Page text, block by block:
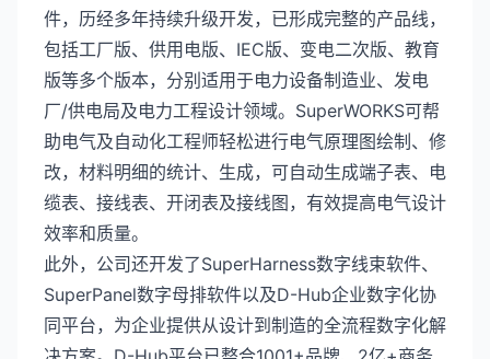
件，历经多年持续升级开发，已形成完整的产品线，
包括工厂版、供用电版、IEC版、变电二次版、教育
版等多个版本，分别适用于电力设备制造业、发电
厂/供电局及电力工程设计领域。SuperWORKS可帮
助电气及自动化工程师轻松进行电气原理图绘制、修
改，材料明细的统计、生成，可自动生成端子表、电
缆表、接线表、开闭表及接线图，有效提高电气设计
效率和质量。
此外，公司还开发了SuperHarness数字线束软件、
SuperPanel数字母排软件以及D-Hub企业数字化协
同平台，为企业提供从设计到制造的全流程数字化解